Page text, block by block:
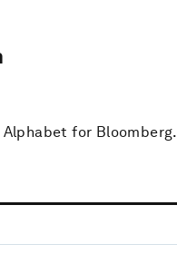
Alphabet for Bloomberg.